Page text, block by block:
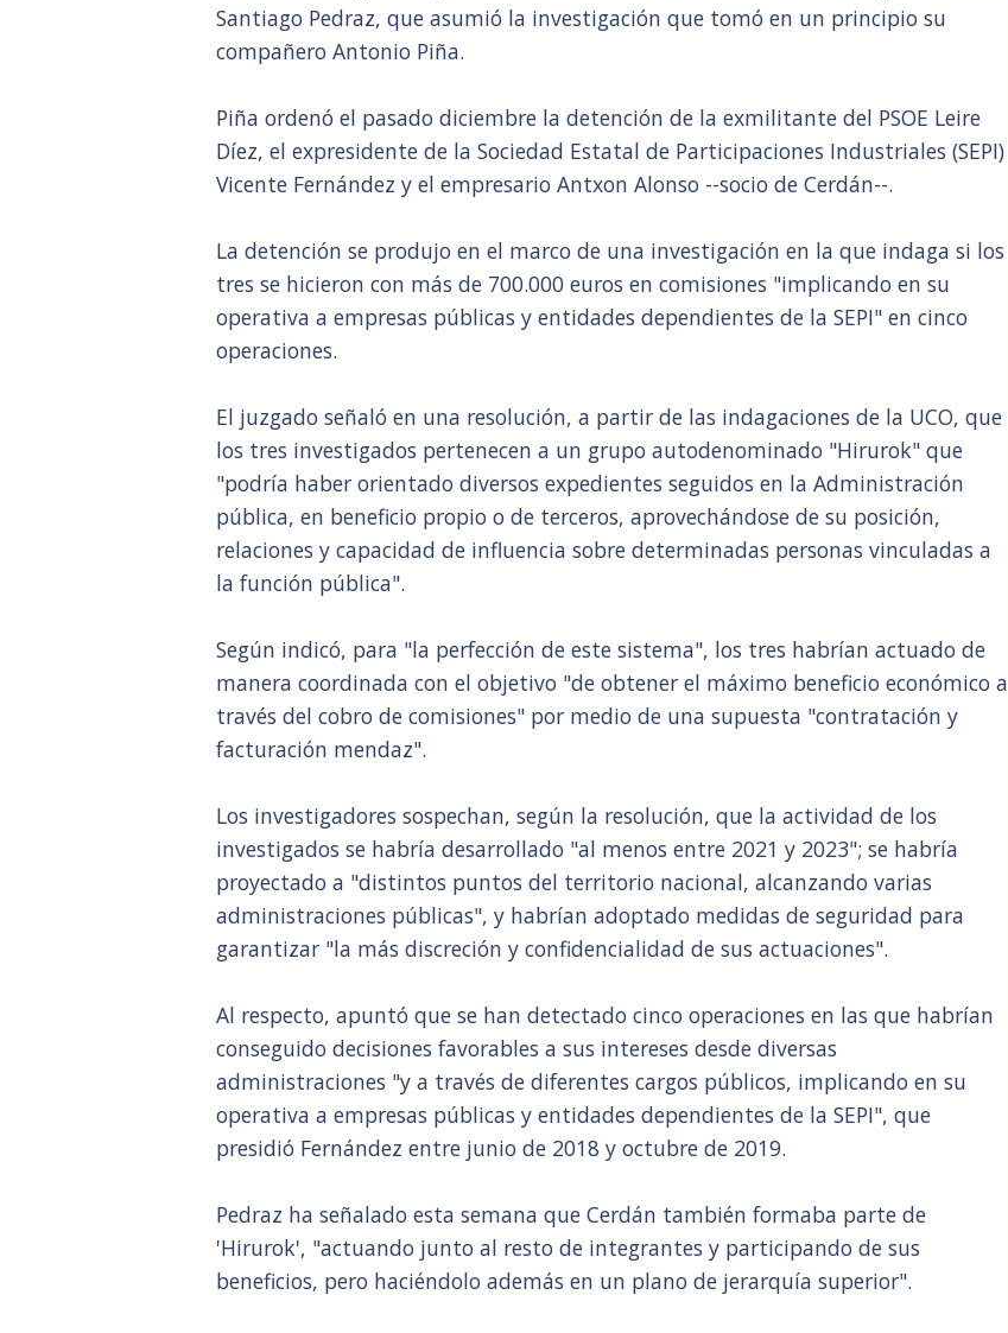
Santiago Pedraz, que asumió la investigación que tomó en un principio su
compañero Antonio Piña.
Piña ordenó el pasado diciembre la detención de la exmilitante del PSOE Leire
Díez, el expresidente de la Sociedad Estatal de Participaciones Industriales (SEPI)
Vicente Fernández y el empresario Antxon Alonso --socio de Cerdán--.
La detención se produjo en el marco de una investigación en la que indaga si los
tres se hicieron con más de 700.000 euros en comisiones "implicando en su
operativa a empresas públicas y entidades dependientes de la SEPI" en cinco
operaciones.
El juzgado señaló en una resolución, a partir de las indagaciones de la UCO, que
los tres investigados pertenecen a un grupo autodenominado "Hirurok" que
"podría haber orientado diversos expedientes seguidos en la Administración
pública, en beneficio propio o de terceros, aprovechándose de su posición,
relaciones y capacidad de influencia sobre determinadas personas vinculadas a
la función pública".
Según indicó, para "la perfección de este sistema", los tres habrían actuado de
manera coordinada con el objetivo "de obtener el máximo beneficio económico a
través del cobro de comisiones" por medio de una supuesta "contratación y
facturación mendaz".
Los investigadores sospechan, según la resolución, que la actividad de los
investigados se habría desarrollado "al menos entre 2021 y 2023"; se habría
proyectado a "distintos puntos del territorio nacional, alcanzando varias
administraciones públicas", y habrían adoptado medidas de seguridad para
garantizar "la más discreción y confidencialidad de sus actuaciones".
Al respecto, apuntó que se han detectado cinco operaciones en las que habrían
conseguido decisiones favorables a sus intereses desde diversas
administraciones "y a través de diferentes cargos públicos, implicando en su
operativa a empresas públicas y entidades dependientes de la SEPI", que
presidió Fernández entre junio de 2018 y octubre de 2019.
Pedraz ha señalado esta semana que Cerdán también formaba parte de
'Hirurok', "actuando junto al resto de integrantes y participando de sus
beneficios, pero haciéndolo además en un plano de jerarquía superior".